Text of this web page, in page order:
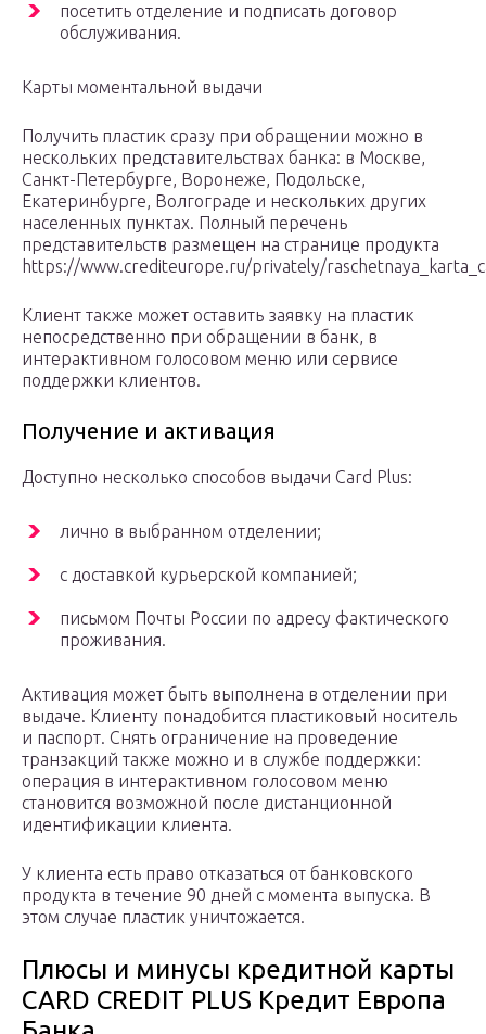
посетить отделение и подписать договор
обслуживания.
Карты моментальной выдачи
Получить пластик сразу при обращении можно в
нескольких представительствах банка: в Москве,
Санкт-Петербурге, Воронеже, Подольске,
Екатеринбурге, Волгограде и нескольких других
населенных пунктах. Полный перечень
представительств размещен на странице продукта
https://www.crediteurope.ru/privately/
Клиент также может оставить заявку на пластик
непосредственно при обращении в банк, в
интерактивном голосовом меню или сервисе
поддержки клиентов.
Получение и активация
Доступно несколько способов выдачи Card Plus:
лично в выбранном отделении;
с доставкой курьерской компанией;
письмом Почты России по адресу фактического
проживания.
Активация может быть выполнена в отделении при
выдаче. Клиенту понадобится пластиковый носитель
и паспорт. Снять ограничение на проведение
транзакций также можно и в службе поддержки:
операция в интерактивном голосовом меню
становится возможной после дистанционной
идентификации клиента.
У клиента есть право отказаться от банковского
продукта в течение 90 дней с момента выпуска. В
этом случае пластик уничтожается.
Плюсы и минусы кредитной карты
CARD CREDIT PLUS Кредит Европа